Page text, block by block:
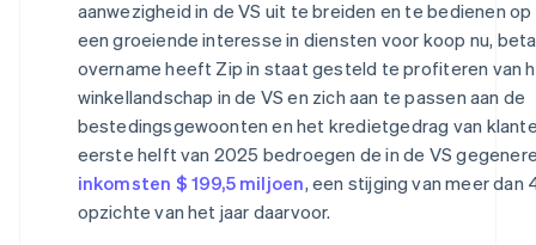
aanwezigheid in de VS uit te breiden en te bedienen
een groeiende interesse in diensten voor koop nu,
overname heeft Zip in staat gesteld te profiteren van
winkellandschap in de VS en zich aan te passen aan de
bestedingsgewoonten en het kredietgedrag van
eerste helft van 2025 bedroegen de in de VS
inkomsten $ 199,5 miljoen, een stijging van meer dan
opzichte van het jaar daarvoor.